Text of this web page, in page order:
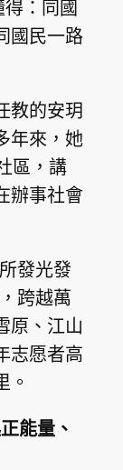
得：同國
國民一路
教的安玥
年來，她
區，講
辦事社會
發光發
跨越萬
原、江山
志愿者高
。
能量、